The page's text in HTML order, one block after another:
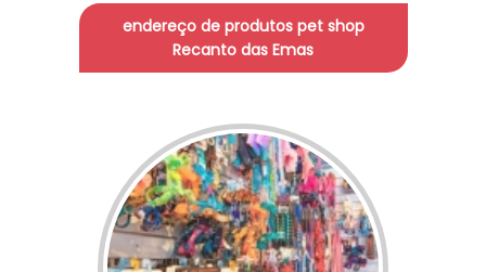
endereço de produtos pet shop
Recanto das Emas